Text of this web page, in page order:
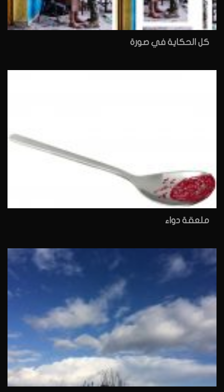
كل الحكاية في صورة
ملعقة دواء